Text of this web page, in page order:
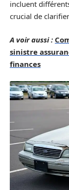
incluent
crucial de
A voir aussi :
sinistre
finances